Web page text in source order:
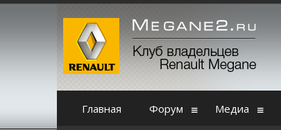
Главная Форум Медиа